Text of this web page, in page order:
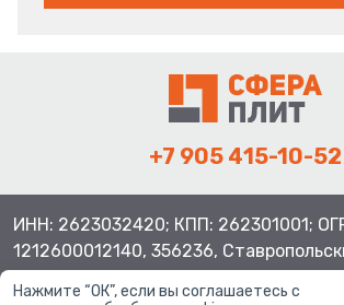
+7 905 415-10-52
ИНН: 2623032420; КПП: 262301001;
1212600012140, 356236,
Нажмите “ОК”, если вы соглашаетесь с